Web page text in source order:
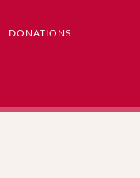
DONATIONS